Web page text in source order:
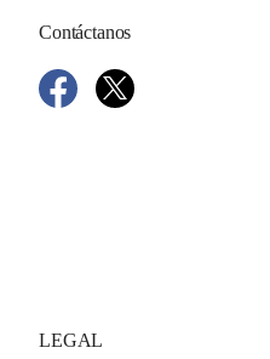
Contáctanos
LEGAL